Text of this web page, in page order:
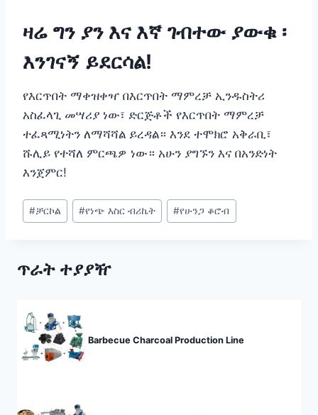
ዛሬ ግን ያን እና እኛ ገብተው ያውቁ ፡
እንገናኝ ይደርሳል!
የእርጥበት ማቀዝቀዣ በእርጥበት ማምረቻ ኢንዱስትሪ
አስፈላጊ መሣሪያ ነው፣ ድርጅቶች የእርጥበት ማምረቻ
ተፈጻሚነትን ለማሻሻል ይረዳል። እንደ ተሞክሮ አቅራቢ፣
ሹሊይ የተሻለ ምርጫዎ ነው። አሁን ያግኙን እና በአንድነት
እንጀምር!
Post
Tags:
#ቻርኮል #የነጭ እስር ብሪኬት #የሁንጋ ቆሮብ
ጥራት ተያያዥ
Barbecue Charcoal Production Line